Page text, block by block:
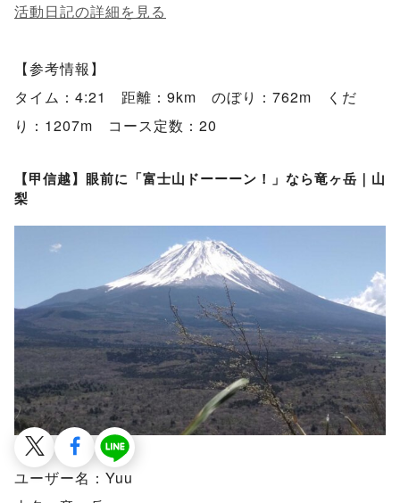
活動日記の詳細を見る
【参考情報】
タイム：4:21 距離：9km のぼり：762m くだ
り：1207m コース定数：20
【甲信越】眼前に「富士山ドーーーン！」なら竜ヶ岳｜山
梨
ユーザー名：Yuu